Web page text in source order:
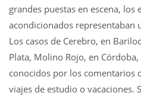
grandes puestas en escena, los
acondicionados representaban
Los casos de Cerebro, en
Plata, Molino Rojo, en Córdoba,
conocidos por los comentarios
viajes de estudio o vacaciones.